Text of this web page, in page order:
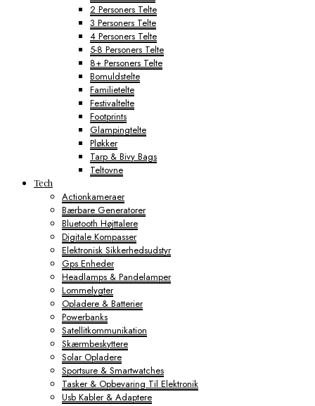
2 Personers Telte
3 Personers Telte
4 Personers Telte
5-8 Personers Telte
8+ Personers Telte
Bomuldstelte
Familietelte
Festivaltelte
Footprints
Glampingtelte
Pløkker
Tarp & Bivy Bags
Teltovne
Tech
Actionkameraer
Bærbare Generatorer
Bluetooth Højttalere
Digitale Kompasser
Elektronisk Sikkerhedsudstyr
Gps Enheder
Headlamps & Pandelamper
Lommelygter
Opladere & Batterier
Powerbanks
Satellitkommunikation
Skærmbeskyttere
Solar Opladere
Sportsure & Smartwatches
Tasker & Opbevaring Til Elektronik
Usb Kabler & Adaptere